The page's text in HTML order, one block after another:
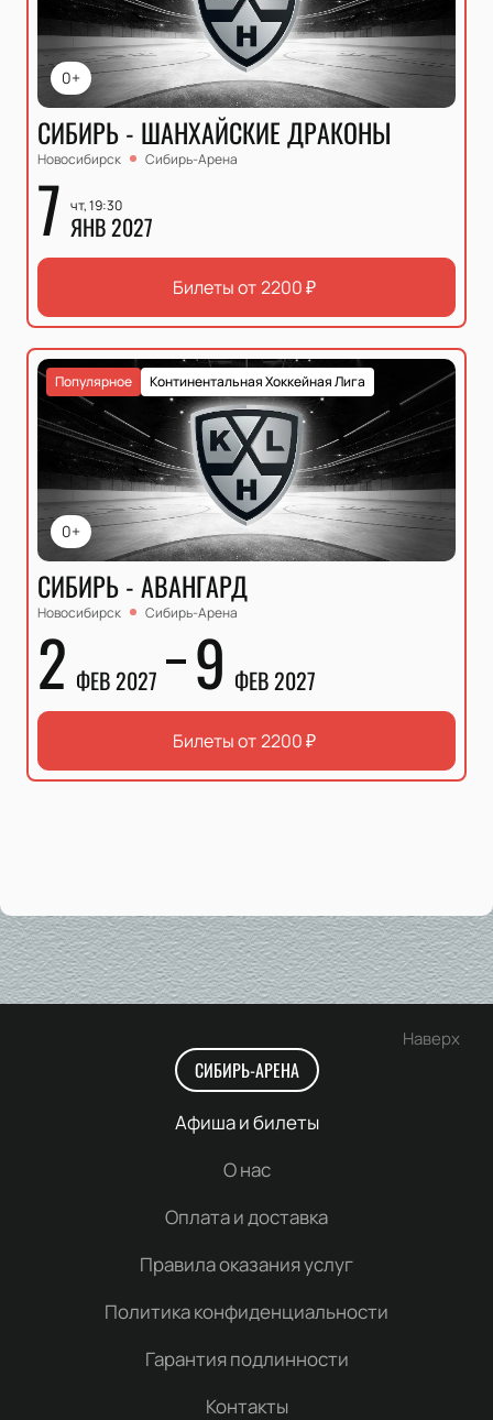
0+
СИБИРЬ - ШАНХАЙСКИЕ ДРАКОНЫ
Новосибирск Сибирь-Арена
7 чт, 19:30
ЯНВ 2027
Билеты от2200₽
0+
Континентальная Хоккейная Лига
Популярное
СИБИРЬ - АВАНГАРД
Новосибирск Сибирь-Арена
2 ФЕВ 2027 9 ФЕВ 2027
Билеты от2200₽
Наверх
СИБИРЬ-АРЕНА
Афиша и билеты
О нас
Оплата и доставка
Правила оказания услуг
Политика конфиденциальности
Гарантия подлинности
Контакты